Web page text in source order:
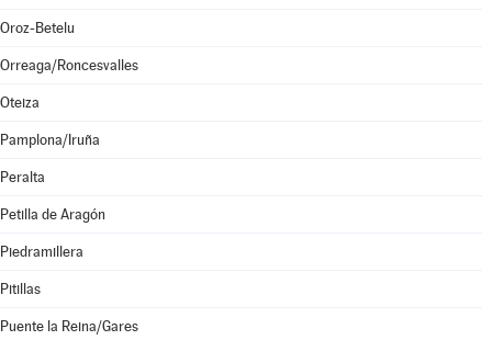
Oroz-Betelu
Orreaga/Roncesvalles
Oteiza
Pamplona/Iruña
Peralta
Petilla de Aragón
Piedramillera
Pitillas
Puente la Reina/Gares